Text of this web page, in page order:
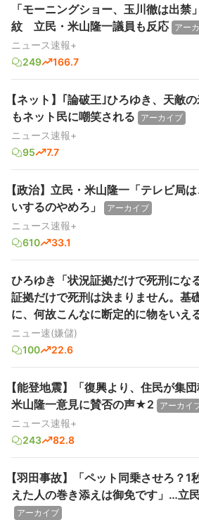
「モーニングショー、玉川徹は出禁
紋 立民・米山隆一議員も反応 アー
ニュース速報+
249
166.7
【ネット】｢論破王｣ひろゆき、天敵
もネット民に嘲笑される
アーカイブ
ニュース速報+
95
7.7
【政治】立民・米山隆一「テレビ局
いするのやめろ」
アーカイブ
ニュース速報+
610
33.1
ひろゆき「状況証拠だけで死刑にな
証拠だけで死刑は決まりません。基
に、何故こんなに断定的に物をいえ
ニュー速(嫌儲)
100
22.6
【能登地震】「復興より、住民が集
米山隆一意見に賛否の声★2
アーカイ
ニュース速報+
243
82.8
【羽田事故】「ペット同乗させろ？
えた人の巻き添えは御免です」…立
アーカイブ